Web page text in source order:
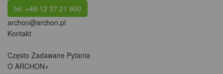
tel. +48 12 37 21 900
archon@archon.pl
Kontakt
Często Zadawane Pytania
O ARCHON+